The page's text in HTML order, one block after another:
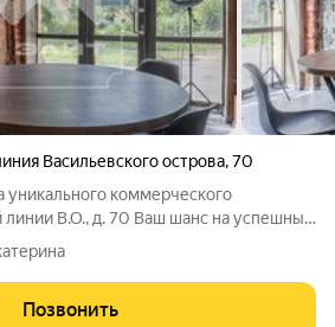
Васильевского острова,70
коммерческого
Ваш шанс на успешный
место для вашего бизнеса? -Это
здании на Васильевском острова.
70
Позвонить